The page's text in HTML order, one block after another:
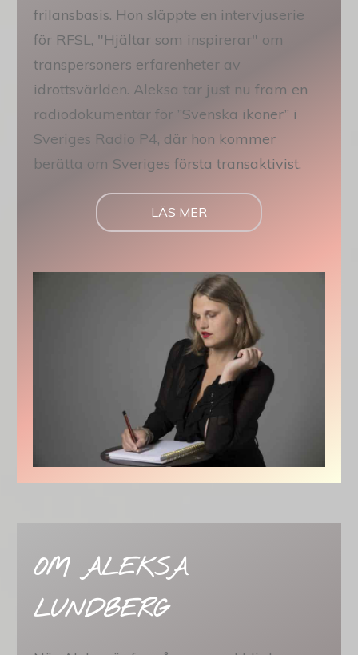
frilansbasis. Hon släppte en intervjuserie
för RFSL, "Hjältar som inspirerar" om
transpersoners erfarenheter av
idrottsvärlden. Aleksa tar just nu fram en
radiodokumentär för ”Svenska ikoner” i
Sveriges Radio P4, där hon kommer
berätta om Sveriges första transaktivist.
LÄS MER
OM ALEKSA
LUNDBERG